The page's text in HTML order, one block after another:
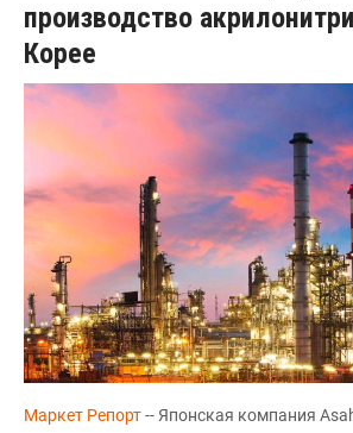
производство
Корее
Маркет Репорт-- Японская компания